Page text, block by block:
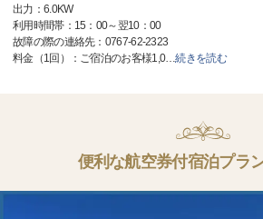
出力：6.0KW
利用時間帯：15：00～翌10：00
故障の際の連絡先：0767-62-2323
料金（1回）：ご宿泊のお客様1,0…続きを読む
便利な航空券付宿泊プラ